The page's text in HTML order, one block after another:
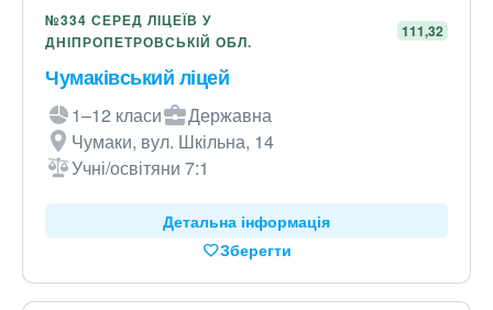
№334 СЕРЕД ЛІЦЕЇВ У
ДНІПРОПЕТРОВСЬКІЙ ОБЛ.
111,32
Чумаківський ліцей
1–12 класи
Державна
Чумаки, вул. Шкільна, 14
Учні/освітяни 7:1
Детальна інформація
Зберегти